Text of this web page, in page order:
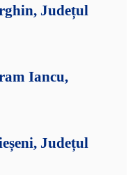
Județul
Iancu,
Județul